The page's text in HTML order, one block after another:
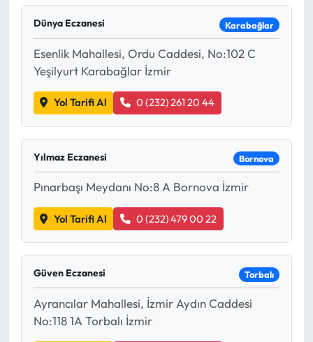
Dünya Eczanesi Karabağlar
Esenlik Mahallesi, Ordu Caddesi, No:102 C
Yeşilyurt Karabağlar İzmir
Yol Tarifi Al 0 (232) 261 20 44
Yılmaz Eczanesi Bornova
Pınarbaşı Meydanı No:8 A Bornova İzmir
Yol Tarifi Al 0 (232) 479 00 22
Güven Eczanesi Torbalı
Ayrancılar Mahallesi, İzmir Aydın Caddesi
No:118 1A Torbalı İzmir